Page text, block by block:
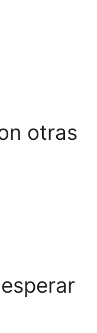
otras